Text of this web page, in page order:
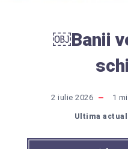
￼Banii
2 iulie 2026 1
Ultima